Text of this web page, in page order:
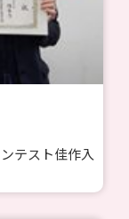
テスト佳作入